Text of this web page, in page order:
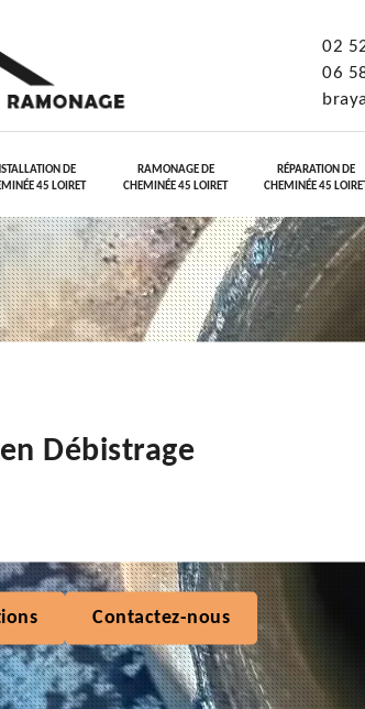
02
06
DE
45 LOIRET
RAMONAGE DE
CHEMINÉE 45 LOIRET
RÉPARATION DE
CHEMINÉE 45
Débistrage
Contactez-nous